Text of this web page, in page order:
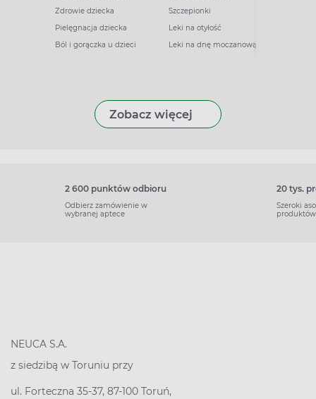
Zdrowie dziecka
Pielęgnacja dziecka
Ból i gorączka u dzieci
Szczepionki
Leki na otyłość
Leki na dnę moczanową
Zobacz więcej
2 600 punktów odbioru
Odbierz zamówienie w
wybranej aptece
20 tys.
Szeroki
produktów
NEUCA S.A.
z siedzibą w Toruniu przy
ul. Forteczna 35-37, 87-100 Toruń,